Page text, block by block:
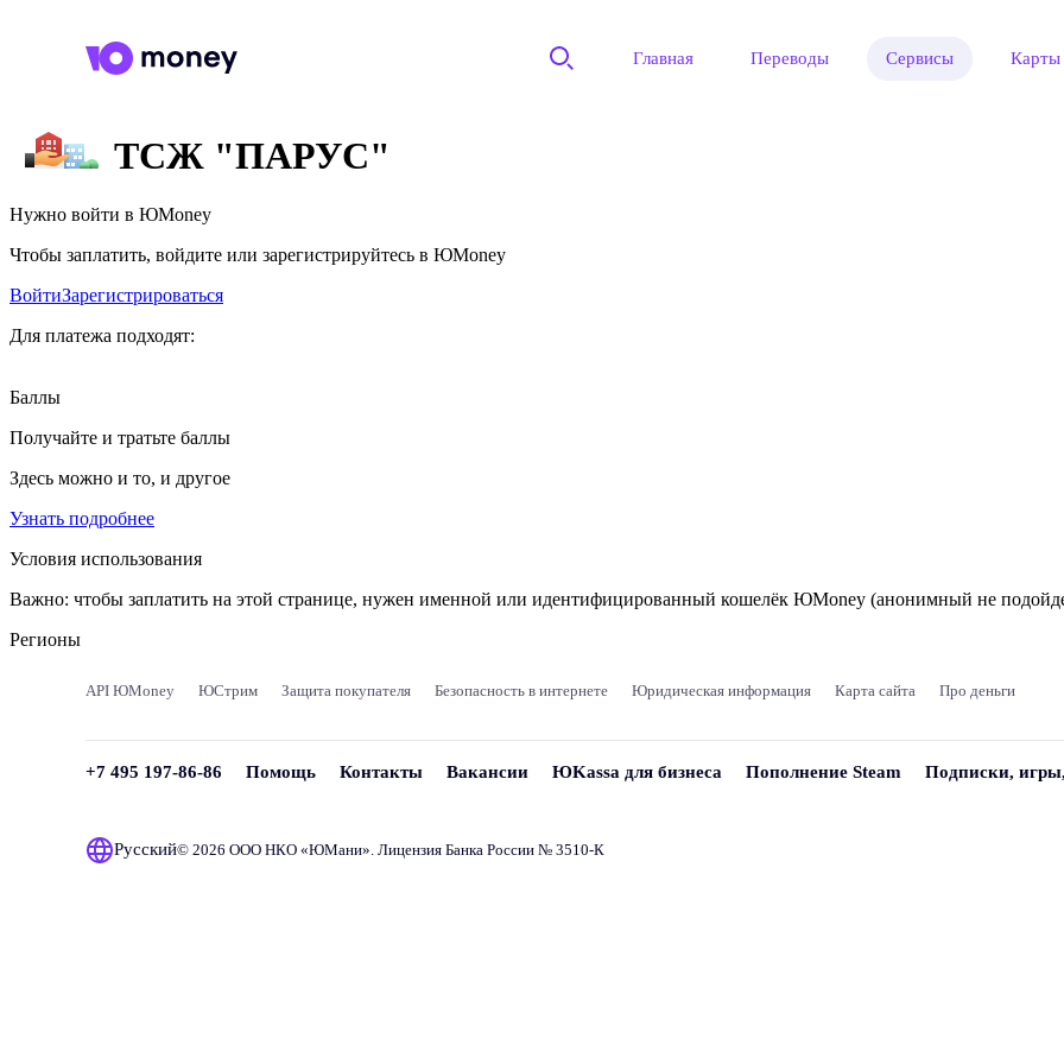
Главная Переводы Сервисы Карты
ТСЖ "ПАРУС"
Нужно войти в ЮMoney
Чтобы заплатить, войдите или зарегистрируйтесь в ЮMoney
ВойтиЗарегистрироваться
Для платежа подходят:
Баллы
Получайте и тратьте баллы
Здесь можно и то, и другое
Узнать подробнее
Условия использования
Важно: чтобы заплатить на этой странице, нужен именной или идентифицированный кошелёк ЮMoney (анонимный не
Регионы
API ЮMoney ЮСтрим Защита покупателя Безопасность в интернете Юридическая информация Карта сайта Про деньги
+7 495 197-86-86 Помощь Контакты Вакансии ЮKassa для бизнеса Пополнение Steam Подписки,
Русский© 2026 ООО НКО «ЮМани». Лицензия Банка России № 3510‑К